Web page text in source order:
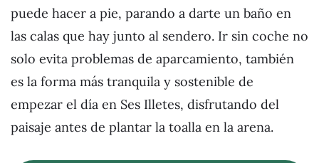
puede hacer a pie, parando a darte un baño en
las calas que hay junto al sendero. Ir sin coche no
solo evita problemas de aparcamiento, también
es la forma más tranquila y sostenible de
empezar el día en Ses Illetes, disfrutando del
paisaje antes de plantar la toalla en la arena.